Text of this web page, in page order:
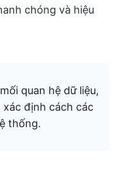
chóng và hiệu
quan hệ dữ liệu,
xác định cách các
thống.